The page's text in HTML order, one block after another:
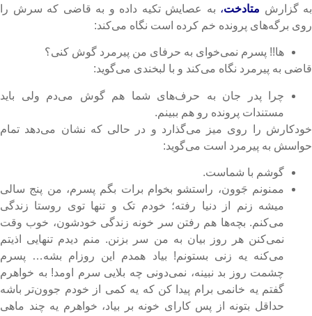
گزارش متادخت،به عصایش تکیه داده و به قاضی که سرش را
برگه‌های پرونده خم کرده است نگاه می‌کند:
ها!! پسرم نمی‌خوای به حرفای من پیرمرد گوش کنی؟
به پیرمرد نگاه می‌کند و با لبخندی می‌گوید:
چرا پدر جان به حرف‌های شما هم گوش می‌دم ولی باید
مستندات پرونده رو هم ببینم.
را روی میز می‌گذارد و در حالی که نشان می‌دهد تمام
به پیرمرد است می‌گوید:
گوشم با شماست.
ممنونم جَوون، راستشو بخوام برات بگم پسرم، من پنج سالی
میشه زنم از دنیا رفته؛ خودم تک و تنها توی روستا زندگی
می‌کنم. بچه‌ها هم رفتن سر خونه زندگی خودشون، خوب وقت
نمی‌کنن هر روز بیان به من سر بزنن. منم دیدم تنهایی اذیتم
می‌کنه یه زنی بستونم! بیاد همدم این روزام بشه… پسرم
چشمت روز بد نبینه، نمی‌دونی چه بلایی سرم اومد! به خواهرم
گفتم یه خانمی برام پیدا کن که یه کمی از خودم جوون‌تر باشه
حداقل بتونه از پس کارای خونه بر بیاد، خواهرم یه چند ماهی